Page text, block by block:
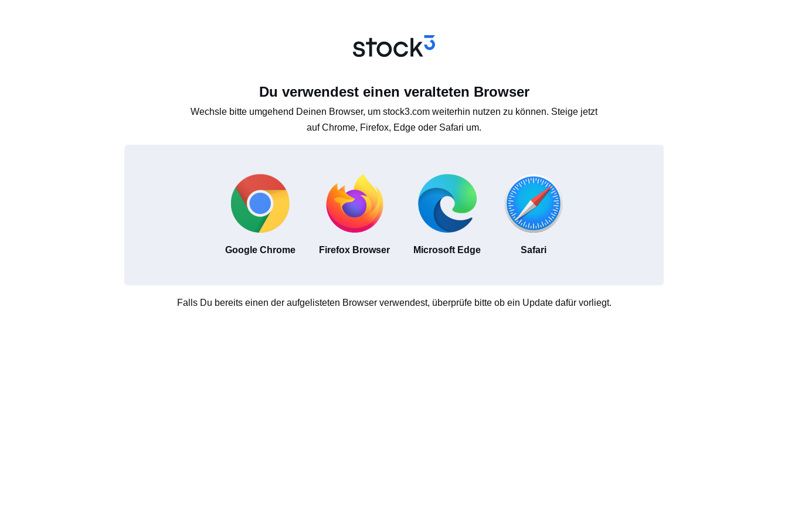
Du verwendest einen veralteten Browser
Wechsle bitte umgehend Deinen Browser, um stock3.com weiterhin nutzen zu können. Steige jetzt
auf Chrome, Firefox, Edge oder Safari um.
Google Chrome Firefox Browser Microsoft Edge Safari
Falls Du bereits einen der aufgelisteten Browser verwendest, überprüfe bitte ob ein Update dafür vorliegt.